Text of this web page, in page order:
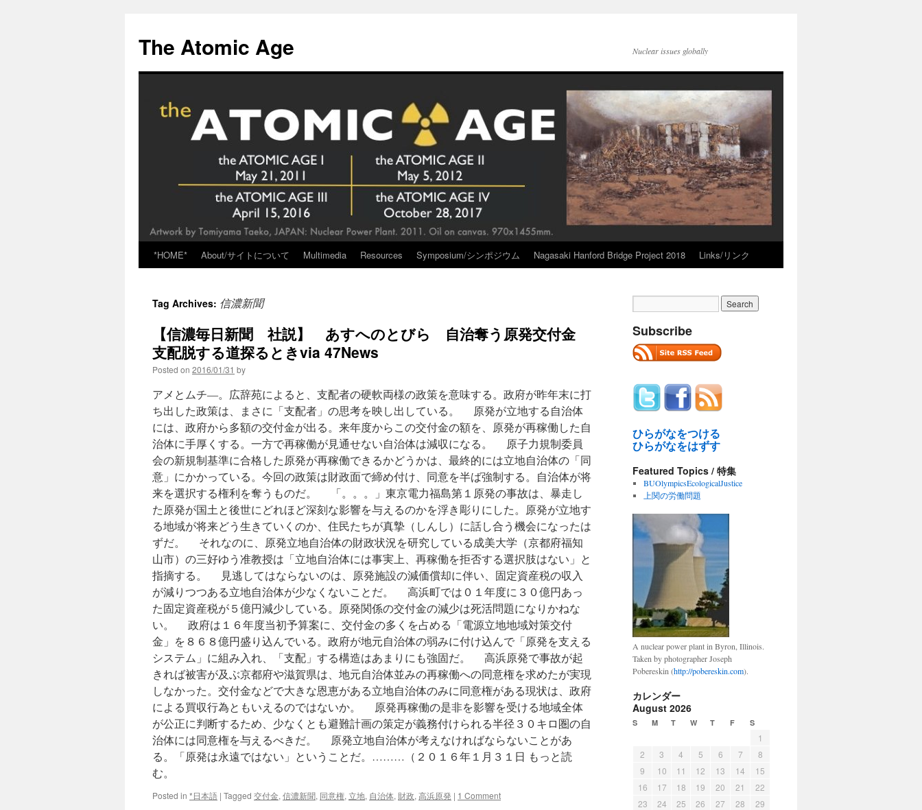
content
The Atomic Age Nuclear issues globally
*HOME* About/サイトについて Multimedia Resources Symposium/シンポジウム Nagasaki Hanford Bridge Project 2018 Links/リンク
Tag Archives: 信濃新聞
【信濃毎日新聞 社説】 あすへのとびら 自治奪う原発交付金
支配脱する道探るときvia 47News
Posted on 2016/01/31 by
アメとムチ―。広辞苑によると、支配者の硬軟両様の政策を意味する。政府が昨年末に打
ち出した政策は、まさに「支配者」の思考を映し出している。 原発が立地する自治体
には、政府から多額の交付金が出る。来年度からこの交付金の額を、原発が再稼働した自
治体に手厚くする。一方で再稼働が見通せない自治体は減収になる。 原子力規制委員
会の新規制基準に合格した原発が再稼働できるかどうかは、最終的には立地自治体の「同
意」にかかっている。今回の政策は財政面で締め付け、同意を半ば強制する。自治体が将
来を選択する権利を奪うものだ。 「。。。」東京電力福島第１原発の事故は、暴走し
た原発が国土と後世にどれほど深刻な影響を与えるのかを浮き彫りにした。原発が立地す
る地域が将来どう生きていくのか、住民たちが真摯（しんし）に話し合う機会になったは
ずだ。 それなのに、原発立地自治体の財政状況を研究している成美大学（京都府福知
山市）の三好ゆう准教授は「立地自治体には事実上、再稼働を拒否する選択肢はない」と
指摘する。 見逃してはならないのは、原発施設の減価償却に伴い、固定資産税の収入
が減りつつある立地自治体が少なくないことだ。 高浜町では０１年度に３０億円あっ
た固定資産税が５億円減少している。原発関係の交付金の減少は死活問題になりかねな
い。 政府は１６年度当初予算案に、交付金の多くを占める「電源立地地域対策交付
金」を８６８億円盛り込んでいる。政府が地元自治体の弱みに付け込んで「原発を支える
システム」に組み入れ、「支配」する構造はあまりにも強固だ。 高浜原発で事故が起
きれば被害が及ぶ京都府や滋賀県は、地元自治体並みの再稼働への同意権を求めたが実現
しなかった。交付金などで大きな恩恵がある立地自治体のみに同意権がある現状は、政府
による買収行為ともいえるのではないか。 原発再稼働の是非を影響を受ける地域全体
が公正に判断するため、少なくとも避難計画の策定が義務付けられる半径３０キロ圏の自
治体には同意権を与えるべきだ。 原発立地自治体が考えなければならないことがあ
る。「原発は永遠ではない」ということだ。………（２０１６年１月３１日 もっと読
む。
Posted in *日本語 | Tagged 交付金, 信濃新聞, 同意権, 立地, 自治体, 財政, 高浜原発 | 1 Comment
Subscribe
ひらがなをつける
ひらがなをはずす
Featured Topics / 特集
BUOlympicsEcologicalJustice
上関の労働問題
A nuclear power plant in Byron, Illinois.
Taken by photographer Joseph
Pobereskin (http://pobereskin.com).
カレンダー
August 2026
S M T W T F S
1
2
3 4 5 6 7
8
9
10 11 12 13 14
15
16
17 18 19 20 21
22
23
24 25 26 27 28
29